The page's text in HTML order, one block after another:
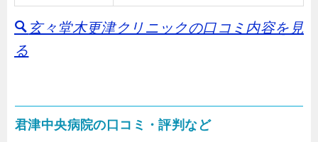
玄々堂木更津クリニックの口コミ内容を見
る
君津中央病院の口コミ・評判など